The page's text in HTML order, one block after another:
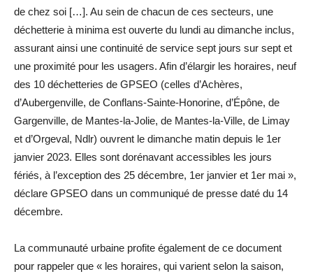
de chez soi […]. Au sein de chacun de ces secteurs, une
déchetterie à minima est ouverte du lundi au dimanche inclus,
assurant ainsi une continuité de service sept jours sur sept et
une proximité pour les usagers. Afin d’élargir les horaires, neuf
des 10 déchetteries de GPSEO (celles d’Achères,
d’Aubergenville, de Conflans-Sainte-Honorine, d’Épône, de
Gargenville, de Mantes-la-Jolie, de Mantes-la-Ville, de Limay
et d’Orgeval, Ndlr) ouvrent le dimanche matin depuis le 1er
janvier 2023. Elles sont dorénavant accessibles les jours
fériés, à l’exception des 25 décembre, 1er janvier et 1er mai »,
déclare GPSEO dans un communiqué de presse daté du 14
décembre.
La communauté urbaine profite également de ce document
pour rappeler que « les horaires, qui varient selon la saison,